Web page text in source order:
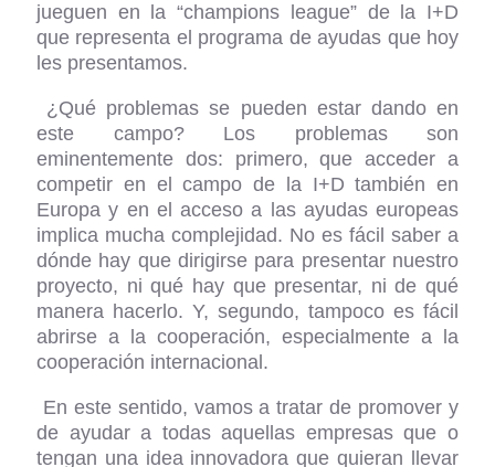
jueguen en la “champions league” de la I+D
que representa el programa de ayudas que hoy
les presentamos.
¿Qué problemas se pueden estar dando en
este campo? Los problemas son
eminentemente dos: primero, que acceder a
competir en el campo de la I+D también en
Europa y en el acceso a las ayudas europeas
implica mucha complejidad. No es fácil saber a
dónde hay que dirigirse para presentar nuestro
proyecto, ni qué hay que presentar, ni de qué
manera hacerlo. Y, segundo, tampoco es fácil
abrirse a la cooperación, especialmente a la
cooperación internacional.
En este sentido, vamos a tratar de promover y
de ayudar a todas aquellas empresas que o
tengan una idea innovadora que quieran llevar